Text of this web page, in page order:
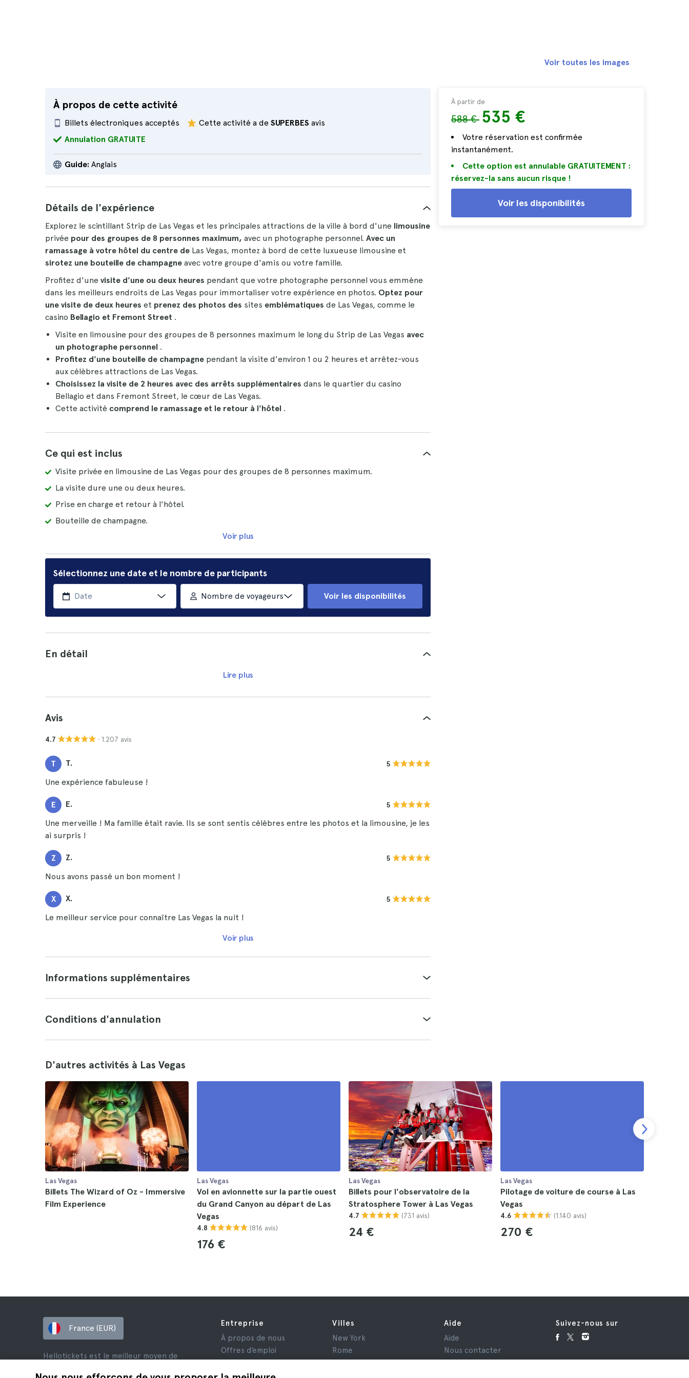
À propos de cette activité
Billets électroniques acceptés Cette activité a de SUPERBES avis
Annulation GRATUITE
Guide: Anglais
À partir de
588 € 535 €
Votre réservation est confirmée
instantanément.
Cette option est annulable GRATUITEMENT :
réservez-la sans aucun risque !
Voir les disponibilités
Voir toutes les images
Détails de l'expérience
Explorez le scintillant Strip de Las Vegas et les principales attractions de la ville à bord d'une limousine
privée pour des groupes de 8 personnes maximum, avec un photographe personnel. Avec un
ramassage à votre hôtel du centre de Las Vegas, montez à bord de cette luxueuse limousine et
sirotez une bouteille de champagne avec votre groupe d'amis ou votre famille.
Profitez d'une visite d'une ou deux heures pendant que votre photographe personnel vous emmène
dans les meilleurs endroits de Las Vegas pour immortaliser votre expérience en photos. Optez pour
une visite de deux heures et prenez des photos des sites emblématiques de Las Vegas, comme le
casino Bellagio et Fremont Street .
Visite en limousine pour des groupes de 8 personnes maximum le long du Strip de Las Vegas avec
un photographe personnel .
Profitez d'une bouteille de champagne pendant la visite d'environ 1 ou 2 heures et arrêtez-vous
aux célèbres attractions de Las Vegas.
Choisissez la visite de 2 heures avec des arrêts supplémentaires dans le quartier du casino
Bellagio et dans Fremont Street, le cœur de Las Vegas.
Cette activité comprend le ramassage et le retour à l'hôtel .
Ce qui est inclus
Visite privée en limousine de Las Vegas pour des groupes de 8 personnes maximum.
La visite dure une ou deux heures.
Prise en charge et retour à l'hôtel.
Bouteille de champagne.
Voir plus
Sélectionnez une date et le nombre de participants
Nombre de voyageurs Voir les disponibilités
En détail
Lire plus
Avis
4.7 · 1.207 avis
T T. 5
Une expérience fabuleuse !
E E. 5
Une merveille ! Ma famille était ravie. Ils se sont sentis célèbres entre les photos et la limousine, je les
ai surpris !
Z Z. 5
Nous avons passé un bon moment !
X X. 5
Le meilleur service pour connaître Las Vegas la nuit !
Voir plus
Informations supplémentaires
Conditions d'annulation
D'autres activités à Las Vegas
Las Vegas
Billets The Wizard of Oz - Immersive
Film Experience
Las Vegas
Vol en avionnette sur la partie ouest
du Grand Canyon au départ de Las
Vegas
4.8 (816 avis)
176 €
Las Vegas
Billets pour l'observatoire de la
Stratosphere Tower à Las Vegas
4.7 (731 avis)
24 €
Las Vegas
Pilotage de voiture de course à Las
Vegas
4.6 (1.140 avis)
270 €
France (EUR)
Hellotickets est le meilleur moyen de
Entreprise
À propos de nous
Offres d’emploi
Affiliés
Avis
Villes
New York
Rome
Paris
Aide
Aide
Nous contacter
Suivez-nous sur